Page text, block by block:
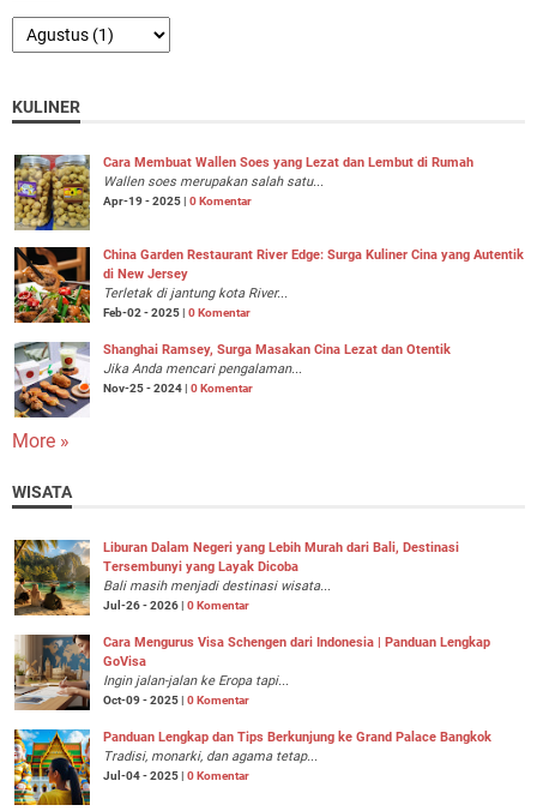
KULINER
Cara Membuat Wallen Soes yang Lezat dan Lembut di Rumah
Wallen soes merupakan salah satu...
Apr-19 - 2025 | 0 Komentar
China Garden Restaurant River Edge: Surga Kuliner Cina yang Autentik
di New Jersey
Terletak di jantung kota River...
Feb-02 - 2025 | 0 Komentar
Shanghai Ramsey, Surga Masakan Cina Lezat dan Otentik
Jika Anda mencari pengalaman...
Nov-25 - 2024 | 0 Komentar
More »
WISATA
Liburan Dalam Negeri yang Lebih Murah dari Bali, Destinasi
Tersembunyi yang Layak Dicoba
Bali masih menjadi destinasi wisata...
Jul-26 - 2026 | 0 Komentar
Cara Mengurus Visa Schengen dari Indonesia | Panduan Lengkap
GoVisa
Ingin jalan-jalan ke Eropa tapi...
Oct-09 - 2025 | 0 Komentar
Panduan Lengkap dan Tips Berkunjung ke Grand Palace Bangkok
Tradisi, monarki, dan agama tetap...
Jul-04 - 2025 | 0 Komentar